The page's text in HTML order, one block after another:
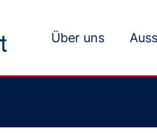
Über uns